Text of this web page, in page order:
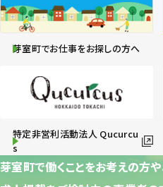
芽室町でお仕事をお探しの方へ
特定非営利活動法人 Qucurcu
s
芽室町で働くことをお考えの方や